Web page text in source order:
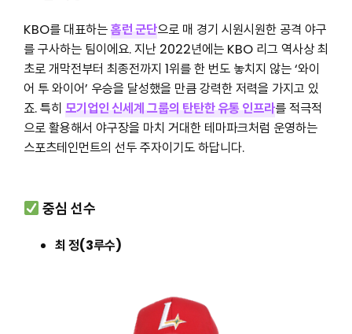
KBO를 대표하는홈런 군단으로 매 경기 시원시원한 공격 야구
를 구사하는 팀이에요. 지난 2022년에는 KBO 리그 역사상 최
초로 개막전부터 최종전까지 1위를 한 번도 놓치지 않는 ‘와이
어 투 와이어’ 우승을 달성했을 만큼 강력한 저력을 가지고 있
죠. 특히 모기업인 신세계 그룹의 탄탄한 유통 인프라를 적극적
으로 활용해서 야구장을 마치 거대한 테마파크처럼 운영하는
스포츠테인먼트의 선두 주자이기도 하답니다.
중심 선수
최 정(3루수)